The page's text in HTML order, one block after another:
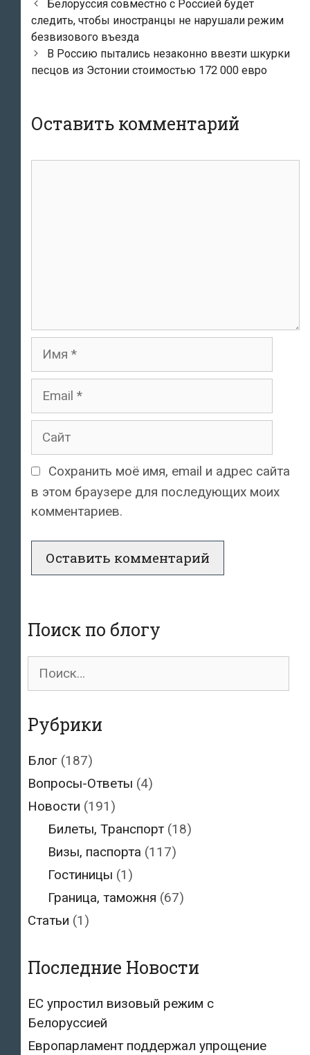
Навигация
по
записям
Белоруссия совместно с Россией будет
следить, чтобы иностранцы не нарушали режим
безвизового въезда
В Россию пытались незаконно ввезти шкурки
песцов из Эстонии стоимостью 172 000 евро
Оставить комментарий
Имя
Email
Сайт
Сохранить моё имя, email и адрес сайта
в этом браузере для последующих моих
комментариев.
Поиск по блогу
Поиск
Рубрики
Блог (187)
Вопросы-Ответы (4)
Новости (191)
Билеты, Транспорт(18)
Визы, паспорта (117)
Гостиницы (1)
Граница, таможня (67)
Статьи (1)
Последние Новости
ЕС упростил визовый режим с
Белоруссией
Европарламент поддержал упрощение